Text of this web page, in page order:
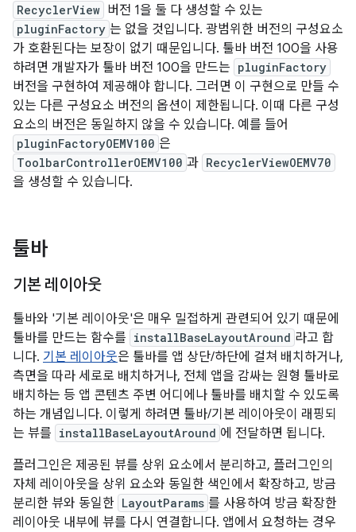
RecyclerView 버전 1을 둘 다 생성할 수 있는
pluginFactory 는 없을 것입니다. 광범위한 버전의 구성요소
가 호환된다는 보장이 없기 때문입니다. 툴바 버전 100을 사용
하려면 개발자가 툴바 버전 100을 만드는 pluginFactory
버전을 구현하여 제공해야 합니다. 그러면 이 구현으로 만들 수
있는 다른 구성요소 버전의 옵션이 제한됩니다. 이때 다른 구성
요소의 버전은 동일하지 않을 수 있습니다. 예를 들어
pluginFactoryOEMV100 은
ToolbarControllerOEMV100 과 RecyclerViewOEMV70
을 생성할 수 있습니다.
툴바
기본 레이아웃
툴바와 '기본 레이아웃'은 매우 밀접하게 관련되어 있기 때문에
툴바를 만드는 함수를 installBaseLayoutAround 라고 합
니다. 기본 레이아웃은 툴바를 앱 상단/하단에 걸쳐 배치하거나,
측면을 따라 세로로 배치하거나, 전체 앱을 감싸는 원형 툴바로
배치하는 등 앱 콘텐츠 주변 어디에나 툴바를 배치할 수 있도록
하는 개념입니다. 이렇게 하려면 툴바/기본 레이아웃이 래핑되
는 뷰를 installBaseLayoutAround 에 전달하면 됩니다.
플러그인은 제공된 뷰를 상위 요소에서 분리하고, 플러그인의
자체 레이아웃을 상위 요소와 동일한 색인에서 확장하고, 방금
분리한 뷰와 동일한 LayoutParams 를 사용하여 방금 확장한
레이아웃 내부에 뷰를 다시 연결합니다. 앱에서 요청하는 경우